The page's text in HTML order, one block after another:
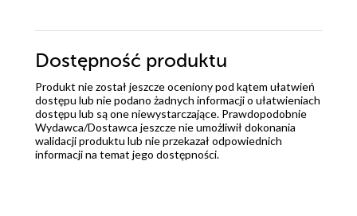
Dostępność produktu
Produkt nie został jeszcze oceniony pod kątem ułatwień
dostępu lub nie podano żadnych informacji o ułatwieniach
dostępu lub są one niewystarczające. Prawdopodobnie
Wydawca/Dostawca jeszcze nie umożliwił dokonania
walidacji produktu lub nie przekazał odpowiednich
informacji na temat jego dostępności.